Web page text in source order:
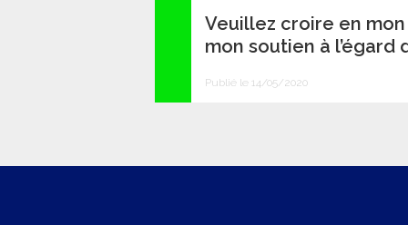
Veuillez croire en
mon soutien à l’égard
Publié le 14/05/2020